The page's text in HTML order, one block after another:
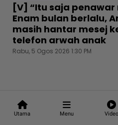
Utama Menu Video
[V] “Itu saja
Enam bulan berlalu,
masih hantar mesej
telefon arwah anak
Rabu, 5 Ogos 2026 1:30 PM
Follow media